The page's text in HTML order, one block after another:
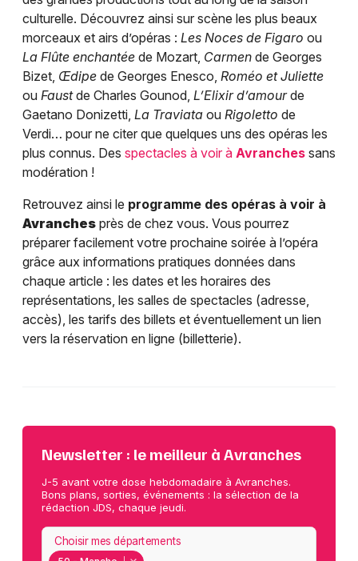
culturelle. Découvrez ainsi sur scène les plus beaux
morceaux et airs d’opéras : Les Noces de Figaro ou
La Flûte enchantée de Mozart, Carmen de Georges
Bizet, Œdipe de Georges Enesco, Roméo et Juliette
ou Faustde Charles Gounod, L’Elixir d’amourde
Gaetano Donizetti, La Traviata ou Rigoletto de
Verdi… pour ne citer que quelques uns des opéras les
plus connus. Des spectacles à voir à Avranches sans
modération !
Retrouvez ainsi le programme des opéras à voir à
Avranches près de chez vous. Vous pourrez
préparer facilement votre prochaine soirée à l’opéra
grâce aux informations pratiques données dans
chaque article : les dates et les horaires des
représentations, les salles de spectacles (adresse,
accès), les tarifs des billets et éventuellement un lien
vers la réservation en ligne (billetterie).
Newsletter : le meilleur à Avranches
J-5 avant votre dose hebdomadaire à Avranches.
Bons plans, sorties, événements : la sélection de la
rédaction JDS, chaque jeudi.
Choisir mes départements